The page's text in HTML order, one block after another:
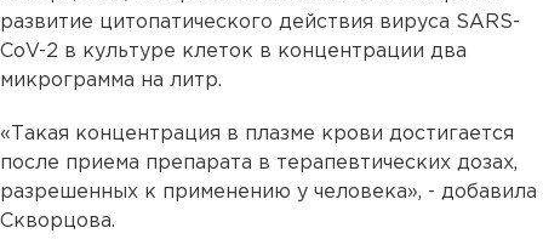
развитие цитопатического действия вируса SARS-
CoV-2 в культуре клеток в концентрации два
микрограмма на литр.
«Такая концентрация в плазме крови достигается
после приема препарата в терапевтических дозах,
разрешенных к применению у человека», - добавила
Скворцова.